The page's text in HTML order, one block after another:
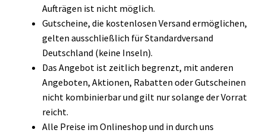
Aufträgen ist nicht möglich.
Gutscheine, die kostenlosen Versand ermöglichen,
gelten ausschließlich für Standardversand
Deutschland (keine Inseln).
Das Angebot ist zeitlich begrenzt, mit anderen
Angeboten, Aktionen, Rabatten oder Gutscheinen
nicht kombinierbar und gilt nur solange der Vorrat
reicht.
Alle Preise im Onlineshop und in durch uns